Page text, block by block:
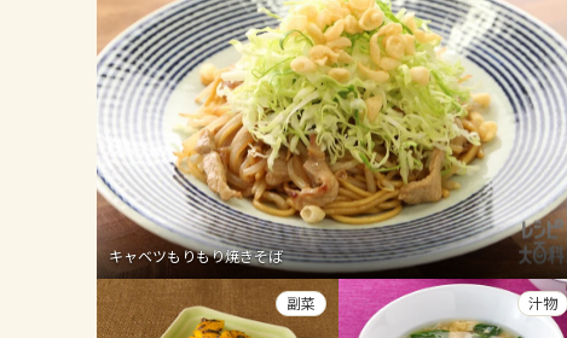
キャベツもりもり焼きそば
副菜 汁物